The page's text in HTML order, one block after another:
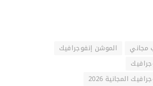
مجاني
الموشن إنفوجرافيك
المجانية 2026